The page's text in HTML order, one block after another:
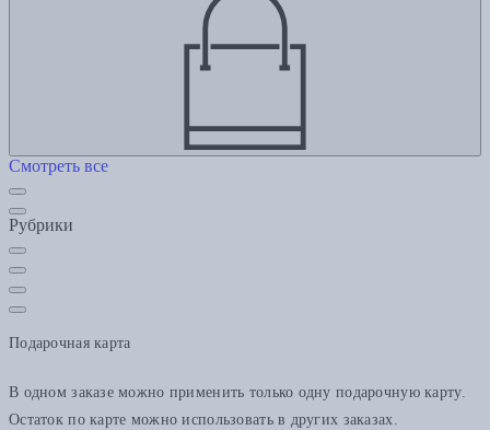
Смотреть все
Рубрики
Подарочная карта
В одном заказе можно применить только одну подарочную карту.
Остаток по карте можно использовать в других заказах.